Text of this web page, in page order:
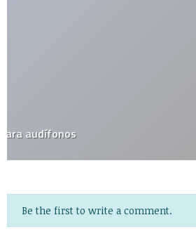
Google Inc. cumple 9 años
Be the first to write a comment.